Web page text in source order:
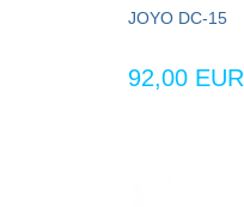
JOYO DC-15
92,00 EUR